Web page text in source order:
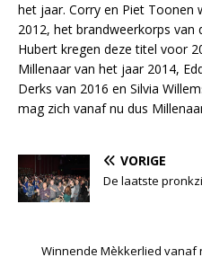
het jaar. Corry en Piet Toonen
2012, het brandweerkorps van
Hubert kregen deze titel voor
Millenaar van het jaar 2014,
Derks van 2016 en Silvia
mag zich vanaf nu dus
VORIGE
De laatste
Winnende Mèkkerlied vanaf